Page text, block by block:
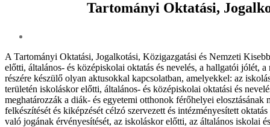
Tartományi Oktatási,
A Tartományi Oktatási, Jogalkotási, Közigazgatási és Nemzeti
előtti, általános- és középiskolai oktatás és nevelés, a hallgatói jólét,
részére készülő olyan aktusokkal kapcsolatban, amelyekkel: az
területén iskoláskor előtti, általános- és középiskolai oktatási és
meghatározzák a diák- és egyetemi otthonok férőhelyei
felkészítését és kiképzését célzó szervezett és intézményesített
való jogának érvényesítését, az iskoláskor előtti, az általános iskolai